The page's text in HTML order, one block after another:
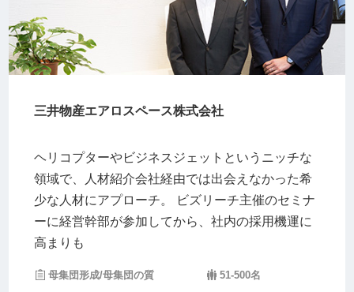
三井物産エアロスペース株式会社
ヘリコプターやビジネスジェットというニッチな
領域で、人材紹介会社経由では出会えなかった希
少な人材にアプローチ。 ビズリーチ主催のセミナ
ーに経営幹部が参加してから、社内の採用機運に
高まりも
母集団形成/母集団の質 51-500名